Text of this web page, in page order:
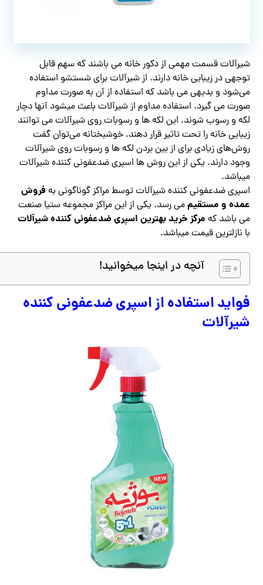
شیرآلات قسمت مهمی از دکور خانه می باشند که سهم قابل
توجهی در زیبایی خانه دارند. از شیرآلات برای شستشو استفاده
می‌شود و بدیهی می باشد که استفاده از آن به صورت مداوم
صورت می گیرد. استفاده مداوم از شیرآلات باعث میشود آنها دچار
لکه و رسوب شوند. این لکه ها و رسوبات روی شیرآلات می توانند
زیبایی خانه را تحت تاثیر قرار دهند. خوشبختانه می‌توان گفت
روش‌های زیادی برای از بین بردن لکه ها و رسوبات روی شیرآلات
وجود دارند. یکی از این روش ‌ها اسپری ضدعفونی کننده شیرآلات
میباشد.
اسپری ضدعفونی کننده شیرآلات توسط مراکز گوناگونی به فروش
عمده و مستقیممی رسد. یکی از این مراکز مجموعه ستیا صنعت
می باشد که مرکز خرید بهترین اسپری ضدعفونی کننده شیرآلات
با نازلترین قیمت میباشد.
آنچه در اینجا میخوانید!
فواید استفاده از اسپری ضدعفونی کننده
شیرآلات